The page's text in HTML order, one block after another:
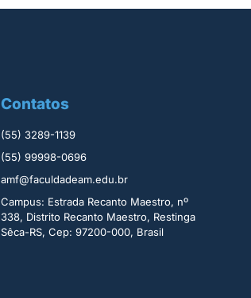
Contatos
(55) 3289-1139
(55) 99998-0696
amf@faculdadeam.edu.br
Campus: Estrada Recanto Maestro, nº
338, Distrito Recanto Maestro, Restinga
Sêca-RS, Cep: 97200-000, Brasil